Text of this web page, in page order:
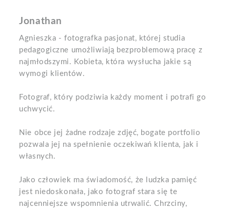
Jonathan
Agnieszka - fotografka pasjonat, której studia
pedagogiczne umożliwiają bezproblemową pracę z
najmłodszymi. Kobieta, która wysłucha jakie są
wymogi klientów.
Fotograf, który podziwia każdy moment i potrafi go
uchwycić.
Nie obce jej żadne rodzaje zdjęć, bogate portfolio
pozwala jej na spełnienie oczekiwań klienta, jak i
własnych.
Jako człowiek ma świadomość, że ludzka pamięć
jest niedoskonała, jako fotograf stara się te
najcenniejsze wspomnienia utrwalić. Chrzciny,